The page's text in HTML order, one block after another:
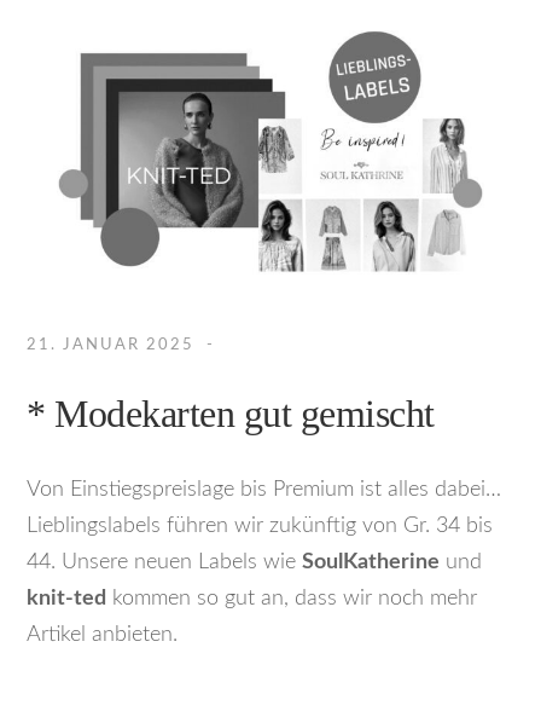
21. JANUAR 2025
* Modekarten gut gemischt
Von Einstiegspreislage bis Premium ist alles dabei…
Lieblingslabels führen wir zukünftig von Gr. 34 bis
44. Unsere neuen Labels wieSoulKatherine und
knit-ted kommen so gut an, dass wir noch mehr
Artikel anbieten.